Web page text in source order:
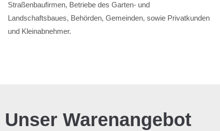
Straßenbaufirmen, Betriebe des Garten- und
Landschaftsbaues, Behörden, Gemeinden, sowie Privatkunden
und Kleinabnehmer.
Unser Warenangebot